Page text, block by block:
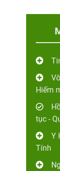
Hiếm
tục -
Y
Tính